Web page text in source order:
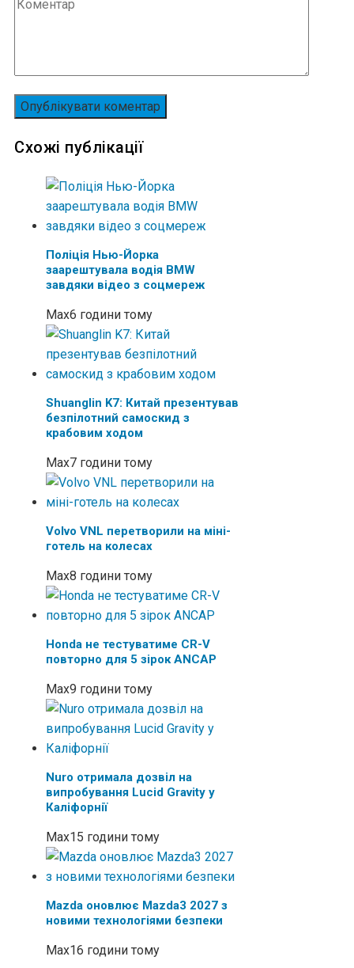
Схожі публікації
Поліція Нью-Йорка
заарештувала водія BMW
завдяки відео з соцмереж
Max6 години тому
Shuanglin K7: Китай презентував
безпілотний самоскид з
крабовим ходом
Max7 години тому
Volvo VNL перетворили на міні-
готель на колесах
Max8 години тому
Honda не тестуватиме CR-V
повторно для 5 зірок ANCAP
Max9 години тому
Nuro отримала дозвіл на
випробування Lucid Gravity у
Каліфорнії
Max15 години тому
Mazda оновлює Mazda3 2027 з
новими технологіями безпеки
Max16 години тому